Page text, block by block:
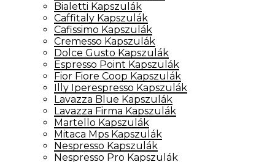
Bialetti Kapszulák
Caffitaly Kapszulák
Cafissimo Kapszulák
Cremesso Kapszulák
Dolce Gusto Kapszulák
Espresso Point Kapszulák
Fior Fiore Coop Kapszulák
Illy Iperespresso Kapszulák
Lavazza Blue Kapszulák
Lavazza Firma Kapszulák
Martello Kapszulák
Mitaca Mps Kapszulák
Nespresso Kapszulák
Nespresso Pro Kapszulák